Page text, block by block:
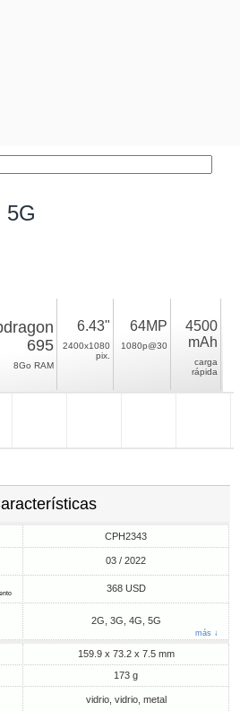
5G
695
8Go RAM
6.43"
2400x1080
pix.
64MP
1080p@30
4500
mAh
carga
rápida
CPH2343
03 / 2022
368 USD
2G, 3G, 4G, 5G
más ↓
159.9 x 73.2 x 7.5 mm
173 g
vidrio, vidrio, metal